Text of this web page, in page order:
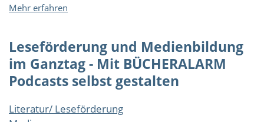
Mehr erfahren
Medienbildung
Ganztag
-
BÜCHERALARM
Leseförderung und Medienbildung
im Ganztag - Mit BÜCHERALARM
Podcasts selbst gestalten
Literatur/ Leseförderung